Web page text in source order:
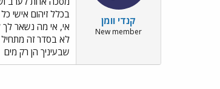
א
ר
י
קנדי וומן
New member
בכלל זיהום אישי
אי, אי מה נשאר לך
לא בסדר זה מתחיל
שבעיניך הן רק מים